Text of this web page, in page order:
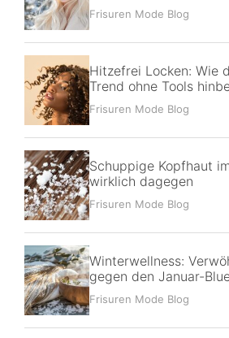
Frisuren Mode Blog
Hitzefrei Locken: Wie
Trend ohne Tools
Frisuren Mode Blog
Schuppige Kopfhaut
wirklich dagegen
Frisuren Mode Blog
Winterwellness:
gegen den Januar-
Frisuren Mode Blog